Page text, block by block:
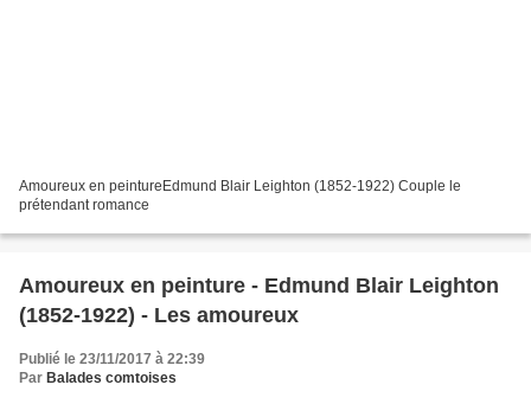
Amoureux en peintureEdmund Blair Leighton (1852-1922) Couple le
prétendant romance
Amoureux en peinture - Edmund Blair Leighton
(1852-1922) - Les amoureux
Publié le 23/11/2017 à 22:39
Par Balades comtoises